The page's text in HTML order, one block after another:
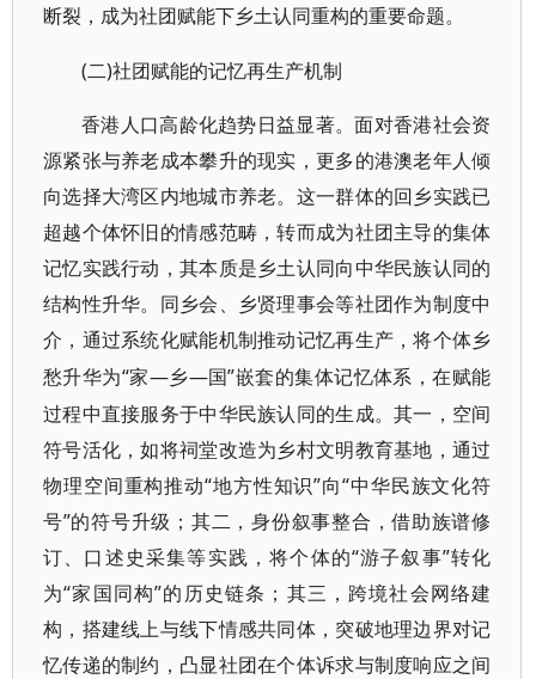
断裂，成为社团赋能下乡土认同重构的重要命题。
(二)社团赋能的记忆再生产机制
香港人口高龄化趋势日益显著。面对香港社会资
源紧张与养老成本攀升的现实，更多的港澳老年人倾
向选择大湾区内地城市养老。这一群体的回乡实践已
超越个体怀旧的情感范畴，转而成为社团主导的集体
记忆实践行动，其本质是乡土认同向中华民族认同的
结构性升华。同乡会、乡贤理事会等社团作为制度中
介，通过系统化赋能机制推动记忆再生产，将个体乡
愁升华为“家—乡—国”嵌套的集体记忆体系，在赋能
过程中直接服务于中华民族认同的生成。其一，空间
符号活化，如将祠堂改造为乡村文明教育基地，通过
物理空间重构推动“地方性知识”向“中华民族文化符
号”的符号升级；其二，身份叙事整合，借助族谱修
订、口述史采集等实践，将个体的“游子叙事”转化
为“家国同构”的历史链条；其三，跨境社会网络建
构，搭建线上与线下情感共同体，突破地理边界对记
忆传递的制约，凸显社团在个体诉求与制度响应之间